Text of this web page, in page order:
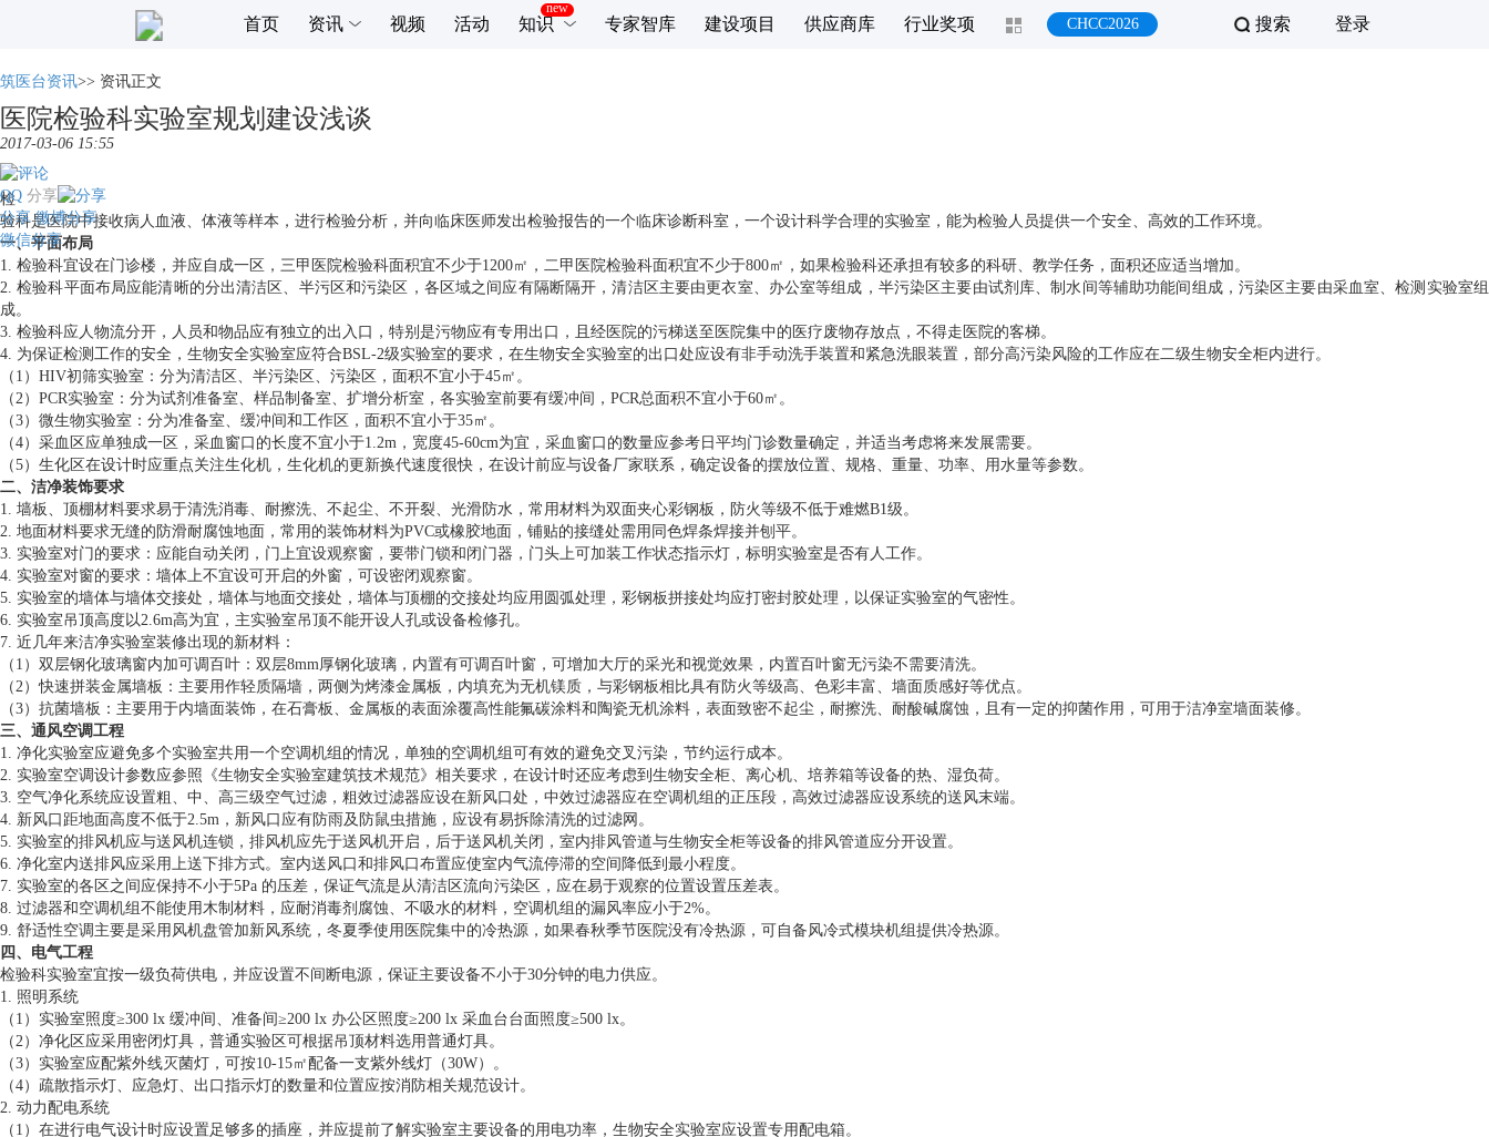
登录
搜索
首页 资讯 视频 活动 知识 专家智库 建设项目 供应商库 行业奖项 CHCC2026
筑医台资讯>> 资讯正文
医院检验科实验室规划建设浅谈
2017-03-06 15:55
分享
QQ
分享 微博分享
微信分享
检
验科是医院中接收病人血液、体液等样本，进行检验分析，并向临床医师发出检验报告的一个临床诊断科室，一个设计科学合理的实验室，能为检验人员提供一个安全、高效的工作环境。
一、平面布局
1. 检验科宜设在门诊楼，并应自成一区，三甲医院检验科面积宜不少于1200㎡，二甲医院检验科面积宜不少于800㎡，如果检验科还承担有较多的科研、教学任务，面积还应适当增加。
2. 检验科平面布局应能清晰的分出清洁区、半污区和污染区，各区域之间应有隔断隔开，清洁区主要由更衣室、办公室等组成，半污染区主要由试剂库、制水间等辅助功能间组成，污染区主要由采血室、检测实验室组
成。
3. 检验科应人物流分开，人员和物品应有独立的出入口，特别是污物应有专用出口，且经医院的污梯送至医院集中的医疗废物存放点，不得走医院的客梯。
4. 为保证检测工作的安全，生物安全实验室应符合BSL-2级实验室的要求，在生物安全实验室的出口处应设有非手动洗手装置和紧急洗眼装置，部分高污染风险的工作应在二级生物安全柜内进行。
（1）HIV初筛实验室：分为清洁区、半污染区、污染区，面积不宜小于45㎡。
（2）PCR实验室：分为试剂准备室、样品制备室、扩增分析室，各实验室前要有缓冲间，PCR总面积不宜小于60㎡。
（3）微生物实验室：分为准备室、缓冲间和工作区，面积不宜小于35㎡。
（4）采血区应单独成一区，采血窗口的长度不宜小于1.2m，宽度45-60cm为宜，采血窗口的数量应参考日平均门诊数量确定，并适当考虑将来发展需要。
（5）生化区在设计时应重点关注生化机，生化机的更新换代速度很快，在设计前应与设备厂家联系，确定设备的摆放位置、规格、重量、功率、用水量等参数。
二、洁净装饰要求
1. 墙板、顶棚材料要求易于清洗消毒、耐擦洗、不起尘、不开裂、光滑防水，常用材料为双面夹心彩钢板，防火等级不低于难燃B1级。
2. 地面材料要求无缝的防滑耐腐蚀地面，常用的装饰材料为PVC或橡胶地面，铺贴的接缝处需用同色焊条焊接并刨平。
3. 实验室对门的要求：应能自动关闭，门上宜设观察窗，要带门锁和闭门器，门头上可加装工作状态指示灯，标明实验室是否有人工作。
4. 实验室对窗的要求：墙体上不宜设可开启的外窗，可设密闭观察窗。
5. 实验室的墙体与墙体交接处，墙体与地面交接处，墙体与顶棚的交接处均应用圆弧处理，彩钢板拼接处均应打密封胶处理，以保证实验室的气密性。
6. 实验室吊顶高度以2.6m高为宜，主实验室吊顶不能开设人孔或设备检修孔。
7. 近几年来洁净实验室装修出现的新材料：
（1）双层钢化玻璃窗内加可调百叶：双层8mm厚钢化玻璃，内置有可调百叶窗，可增加大厅的采光和视觉效果，内置百叶窗无污染不需要清洗。
（2）快速拼装金属墙板：主要用作轻质隔墙，两侧为烤漆金属板，内填充为无机镁质，与彩钢板相比具有防火等级高、色彩丰富、墙面质感好等优点。
（3）抗菌墙板：主要用于内墙面装饰，在石膏板、金属板的表面涂覆高性能氟碳涂料和陶瓷无机涂料，表面致密不起尘，耐擦洗、耐酸碱腐蚀，且有一定的抑菌作用，可用于洁净室墙面装修。
三、通风空调工程
1. 净化实验室应避免多个实验室共用一个空调机组的情况，单独的空调机组可有效的避免交叉污染，节约运行成本。
2. 实验室空调设计参数应参照《生物安全实验室建筑技术规范》相关要求，在设计时还应考虑到生物安全柜、离心机、培养箱等设备的热、湿负荷。
3. 空气净化系统应设置粗、中、高三级空气过滤，粗效过滤器应设在新风口处，中效过滤器应在空调机组的正压段，高效过滤器应设系统的送风末端。
4. 新风口距地面高度不低于2.5m，新风口应有防雨及防鼠虫措施，应设有易拆除清洗的过滤网。
5. 实验室的排风机应与送风机连锁，排风机应先于送风机开启，后于送风机关闭，室内排风管道与生物安全柜等设备的排风管道应分开设置。
6. 净化室内送排风应采用上送下排方式。室内送风口和排风口布置应使室内气流停滞的空间降低到最小程度。
7. 实验室的各区之间应保持不小于5Pa 的压差，保证气流是从清洁区流向污染区，应在易于观察的位置设置压差表。
8. 过滤器和空调机组不能使用木制材料，应耐消毒剂腐蚀、不吸水的材料，空调机组的漏风率应小于2%。
9. 舒适性空调主要是采用风机盘管加新风系统，冬夏季使用医院集中的冷热源，如果春秋季节医院没有冷热源，可自备风冷式模块机组提供冷热源。
四、电气工程
检验科实验室宜按一级负荷供电，并应设置不间断电源，保证主要设备不小于30分钟的电力供应。
1. 照明系统
（1）实验室照度≥300 lx 缓冲间、准备间≥200 lx 办公区照度≥200 lx 采血台台面照度≥500 lx。
（2）净化区应采用密闭灯具，普通实验区可根据吊顶材料选用普通灯具。
（3）实验室应配紫外线灭菌灯，可按10-15㎡配备一支紫外线灯（30W）。
（4）疏散指示灯、应急灯、出口指示灯的数量和位置应按消防相关规范设计。
2. 动力配电系统
（1）在进行电气设计时应设置足够多的插座，并应提前了解实验室主要设备的用电功率，生物安全实验室应设置专用配电箱。